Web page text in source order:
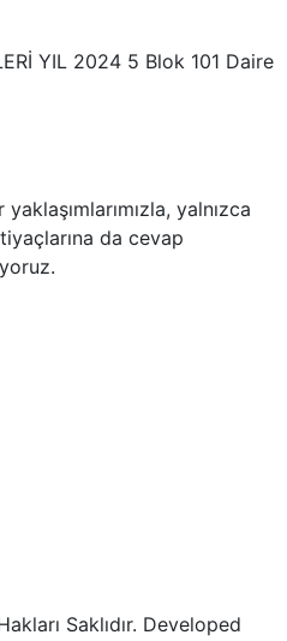
YIL 2024 5 Blok 101 Daire
yalnızca
da cevap
Saklıdır. Developed